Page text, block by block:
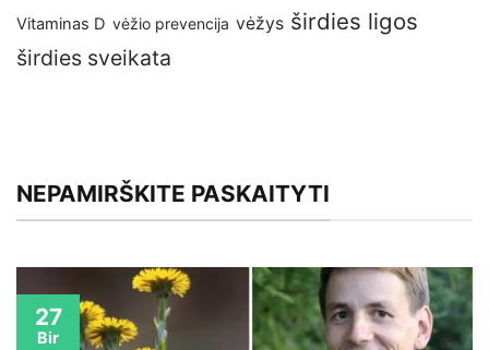
Vitaminas D vėžio prevencija vėžys širdies ligos
širdies sveikata
NEPAMIRŠKITE PASKAITYTI
27
Bir